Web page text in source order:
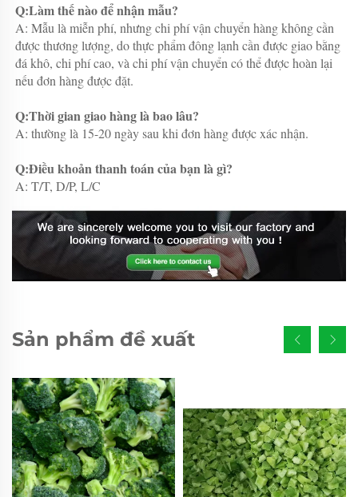
Q:Làm thế nào để nhận mẫu?
A: Mẫu là miễn phí, nhưng chi phí vận chuyển hàng không cần
được thương lượng, do thực phẩm đông lạnh cần được giao bằng
đá khô, chi phí cao, và chi phí vận chuyển có thể được hoàn lại
nếu đơn hàng được đặt.
Q:Thời gian giao hàng là bao lâu?
A: thường là 15-20 ngày sau khi đơn hàng được xác nhận.
Q:Điều khoản thanh toán của bạn là gì?
A: T/T, D/P, L/C
Sản phẩm đề xuất